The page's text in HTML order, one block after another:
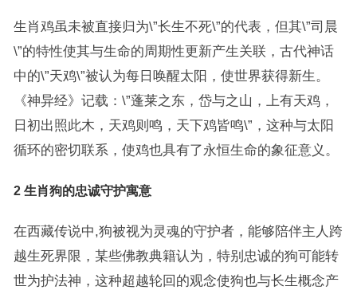
生肖鸡虽未被直接归为\”长生不死\”的代表，但其\”司晨
\”的特性使其与生命的周期性更新产生关联，古代神话
中的\”天鸡\”被认为每日唤醒太阳，使世界获得新生。
《神异经》记载：\”蓬莱之东，岱与之山，上有天鸡，
日初出照此木，天鸡则鸣，天下鸡皆鸣\”，这种与太阳
循环的密切联系，使鸡也具有了永恒生命的象征意义。
2 生肖狗的忠诚守护寓意
在西藏传说中,狗被视为灵魂的守护者，能够陪伴主人跨
越生死界限，某些佛教典籍认为，特别忠诚的狗可能转
世为护法神，这种超越轮回的观念使狗也与长生概念产